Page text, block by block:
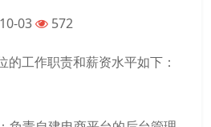
03 572
的工作职责和薪资水平如下：